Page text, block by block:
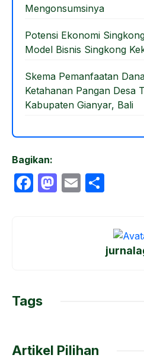
Mengonsumsinya
Potensi Ekonomi
Model Bisnis Singkong
Skema Pemanfaatan
Ketahanan Pangan Desa
Kabupaten Gianyar, Bali
Bagikan:
F
o
k
M E
e
Tags
Artikel Pilihan